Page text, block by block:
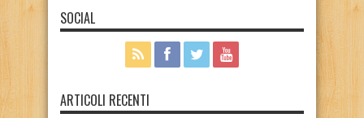
SOCIAL
ARTICOLI RECENTI